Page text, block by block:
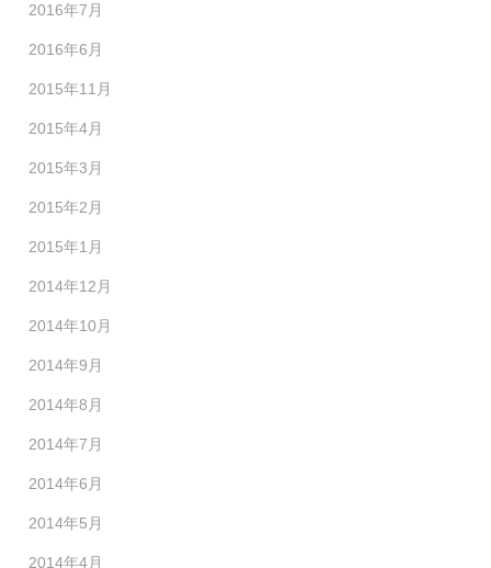
2016年7月
2016年6月
2015年11月
2015年4月
2015年3月
2015年2月
2015年1月
2014年12月
2014年10月
2014年9月
2014年8月
2014年7月
2014年6月
2014年5月
2014年4月